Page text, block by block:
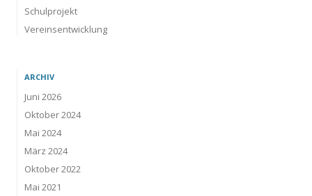
Schulprojekt
Vereinsentwicklung
ARCHIV
Juni 2026
Oktober 2024
Mai 2024
März 2024
Oktober 2022
Mai 2021